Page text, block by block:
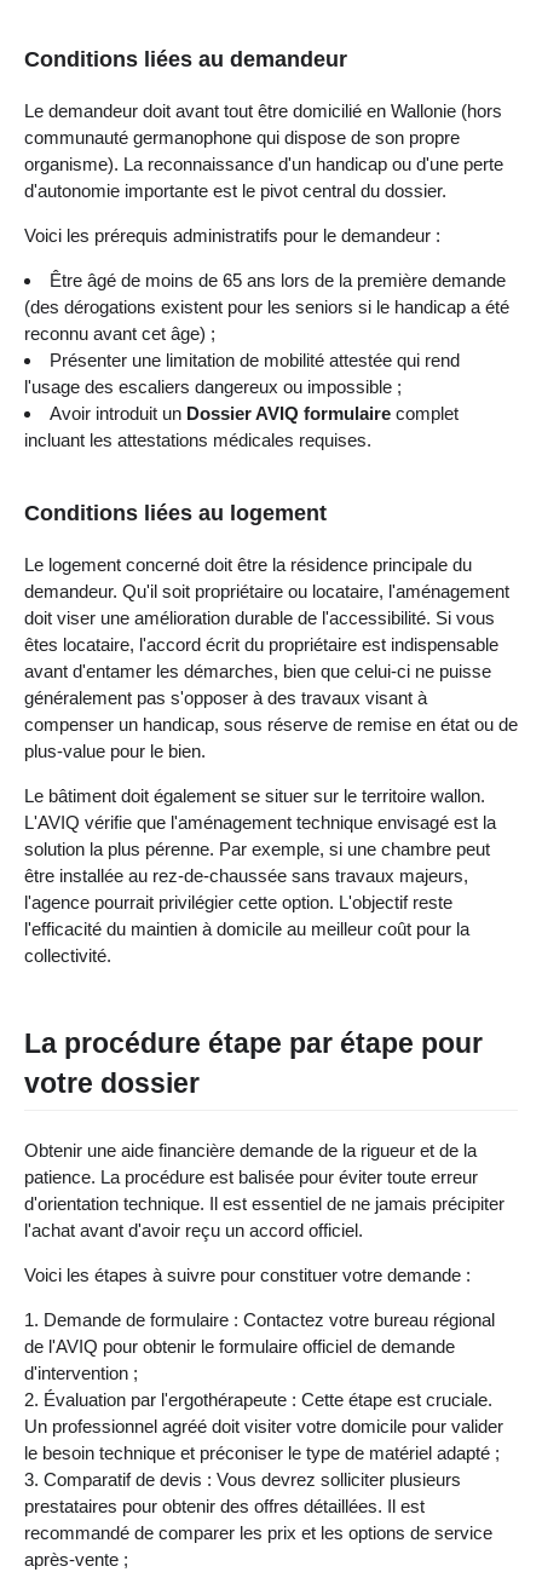
Conditions liées au demandeur
Le demandeur doit avant tout être domicilié en Wallonie (hors
communauté germanophone qui dispose de son propre
organisme). La reconnaissance d'un handicap ou d'une perte
d'autonomie importante est le pivot central du dossier.
Voici les prérequis administratifs pour le demandeur :
Être âgé de moins de 65 ans lors de la première demande
(des dérogations existent pour les seniors si le handicap a été
reconnu avant cet âge) ;
Présenter une limitation de mobilité attestée qui rend
l'usage des escaliers dangereux ou impossible ;
Avoir introduit un Dossier AVIQ formulaire complet
incluant les attestations médicales requises.
Conditions liées au logement
Le logement concerné doit être la résidence principale du
demandeur. Qu'il soit propriétaire ou locataire, l'aménagement
doit viser une amélioration durable de l'accessibilité. Si vous
êtes locataire, l'accord écrit du propriétaire est indispensable
avant d'entamer les démarches, bien que celui-ci ne puisse
généralement pas s'opposer à des travaux visant à
compenser un handicap, sous réserve de remise en état ou de
plus-value pour le bien.
Le bâtiment doit également se situer sur le territoire wallon.
L'AVIQ vérifie que l'aménagement technique envisagé est la
solution la plus pérenne. Par exemple, si une chambre peut
être installée au rez-de-chaussée sans travaux majeurs,
l'agence pourrait privilégier cette option. L'objectif reste
l'efficacité du maintien à domicile au meilleur coût pour la
collectivité.
La procédure étape par étape pour
votre dossier
Obtenir une aide financière demande de la rigueur et de la
patience. La procédure est balisée pour éviter toute erreur
d'orientation technique. Il est essentiel de ne jamais précipiter
l'achat avant d'avoir reçu un accord officiel.
Voici les étapes à suivre pour constituer votre demande :
Demande de formulaire : Contactez votre bureau régional
de l'AVIQ pour obtenir le formulaire officiel de demande
d'intervention ;
Évaluation par l'ergothérapeute : Cette étape est cruciale.
Un professionnel agréé doit visiter votre domicile pour valider
le besoin technique et préconiser le type de matériel adapté ;
Comparatif de devis : Vous devrez solliciter plusieurs
prestataires pour obtenir des offres détaillées. Il est
recommandé de comparer les prix et les options de service
après-vente ;